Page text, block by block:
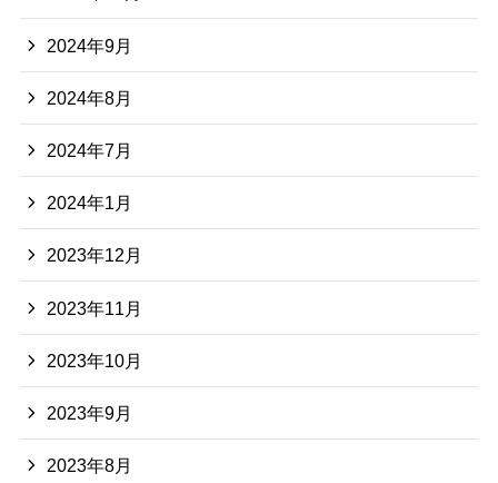
2024年9月
2024年8月
2024年7月
2024年1月
2023年12月
2023年11月
2023年10月
2023年9月
2023年8月